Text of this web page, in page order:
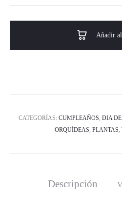
Añadir
CATEGORÍAS: CUMPLEAÑOS, DIA
ORQUÍDEAS, PLANTAS,
Descripción